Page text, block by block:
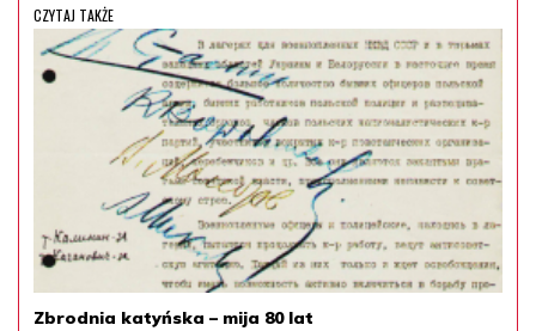
CZYTAJ TAKŻE
Zbrodnia katyńska – mija 80 lat